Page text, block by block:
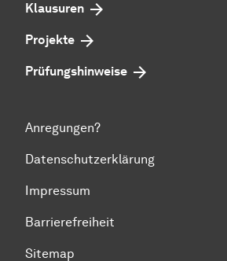
Klausuren
Projekte
Prü­fungs­hin­wei­se
Anregungen?
Datenschutzerklärung
Impressum
Barrierefreiheit
Sitemap